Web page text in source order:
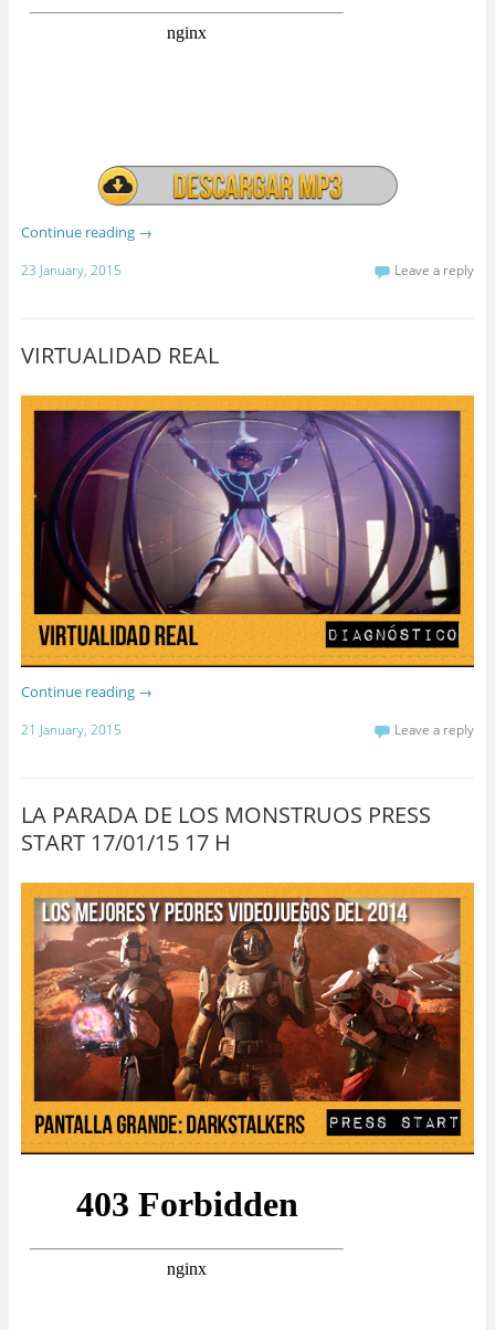
Continue reading →
23 January, 2015 Leave a reply
VIRTUALIDAD REAL
Continue reading →
21 January, 2015 Leave a reply
LA PARADA DE LOS MONSTRUOS PRESS
START 17/01/15 17 H